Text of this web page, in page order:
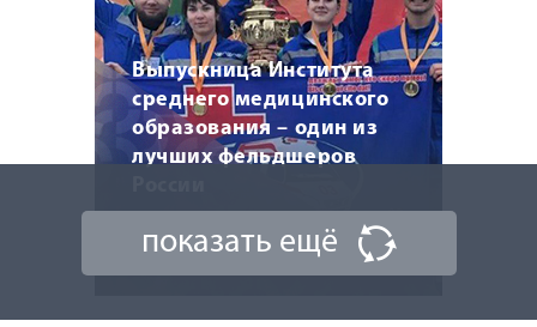
Выпускница Института
среднего медицинского
образования – один из
лучших фельдшеров
10 сентября 2025
показать ещё